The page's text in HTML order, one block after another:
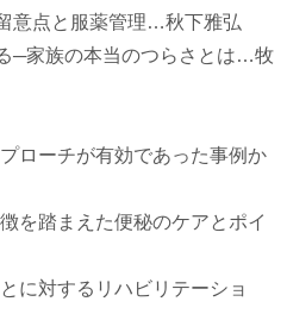
意点と服薬管理…秋下雅弘
─家族の本当のつらさとは…牧
ローチが有効であった事例か
を踏まえた便秘のケアとポイ
に対するリハビリテーショ